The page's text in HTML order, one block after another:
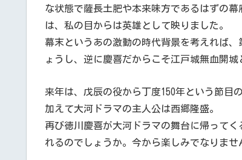
な状態で薩長土肥や本来味方であるはずの
は、私の目からは英雄として映りました。
幕末というあの激動の時代背景を考えれば
ょうし、逆に慶喜だからこそ江戸城無血開
来年は、戊辰の役から丁度150年という節目の
加えて大河ドラマの主人公は西郷隆盛。
再び徳川慶喜が大河ドラマの舞台に帰って
れるのでしょうか。今から楽しみでなりませ